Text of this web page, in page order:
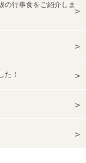
の行事食をご紹介しま
た！